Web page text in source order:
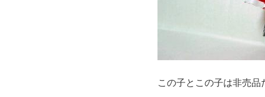
この子とこの子は非売